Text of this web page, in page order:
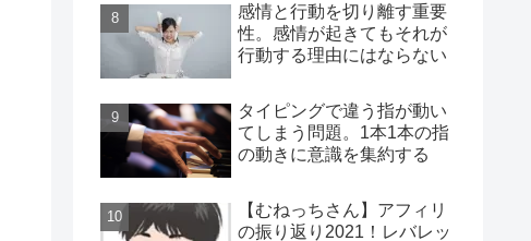
感情と行動を切り離す重要
性。感情が起きてもそれが
行動する理由にはならない
タイピングで違う指が動い
てしまう問題。1本1本の指
の動きに意識を集約する
【むねっちさん】アフィリ
の振り返り2021！レバレッ